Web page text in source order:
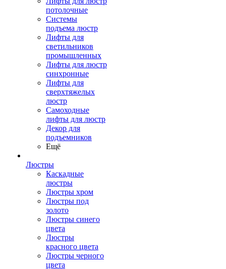
потолочные
Системы
подъема люстр
Лифты для
светильников
промышленных
Лифты для люстр
синхронные
Лифты для
сверхтяжелых
люстр
Самоходные
лифты для люстр
Декор для
подъемников
Ещё
Люстры
Каскадные
люстры
Люстры хром
Люстры под
золото
Люстры синего
цвета
Люстры
красного цвета
Люстры черного
цвета